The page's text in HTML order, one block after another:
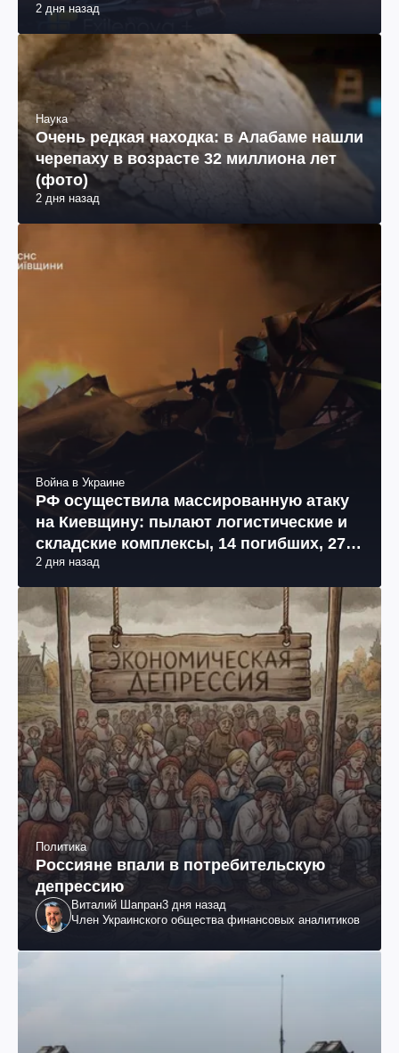
2 дня назад
Наука
Очень редкая находка: в Алабаме нашли
черепаху в возрасте 32 миллиона лет
(фото)
2 дня назад
Война в Украине
РФ осуществила массированную атаку
на Киевщину: пылают логистические и
складские комплексы, 14 погибших, 27
раненых (фото, видео)
2 дня назад
Политика
Россияне впали в потребительскую
депрессию
Виталий Шапран3 дня назад
Член Украинского общества финансовых аналитиков